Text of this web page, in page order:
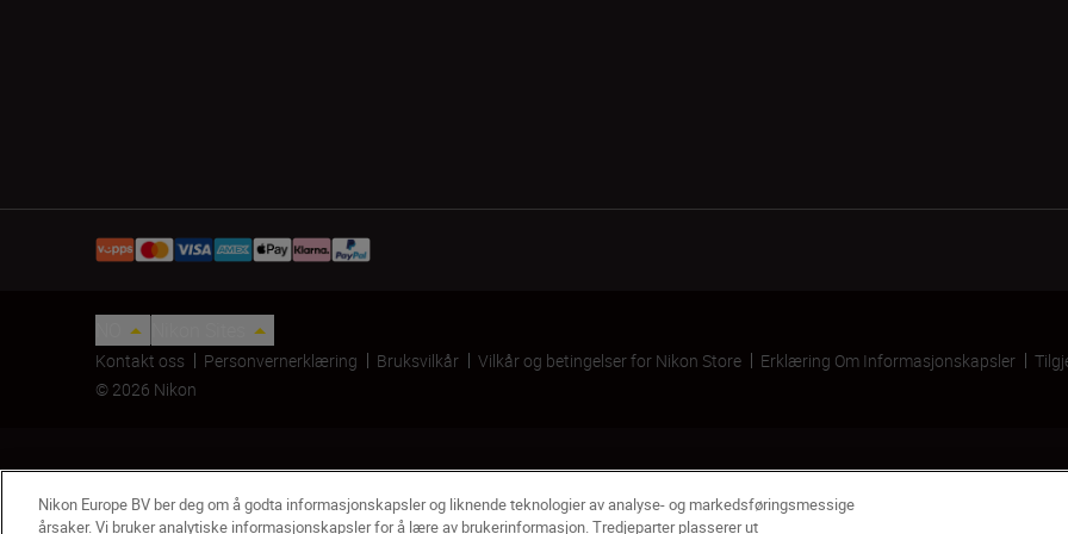
Kontakt oss Personvernerklæring Bruksvilkår Vilkår og betingelser for Nikon Store Erklæring Om Informasjonskapsler
© 2026 Nikon
Nikon Europe BV ber deg om å godta informasjonskapsler og liknende teknologier av analyse- og markedsføringsmessige
årsaker. Vi bruker analytiske informasjonskapsler for å lære av brukerinformasjon. Tredjeparter plasserer ut